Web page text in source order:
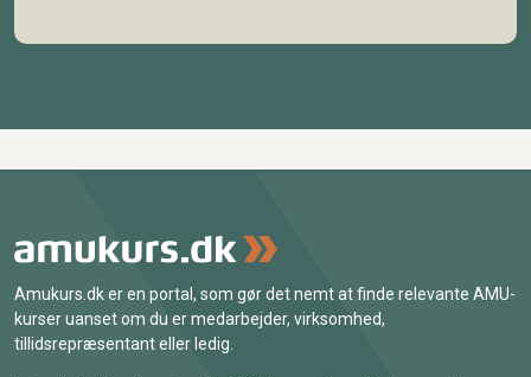
Amukurs.dk er en portal, som gør det nemt at finde relevante AMU-
kurser uanset om du er medarbejder, virksomhed,
tillidsrepræsentant eller ledig.